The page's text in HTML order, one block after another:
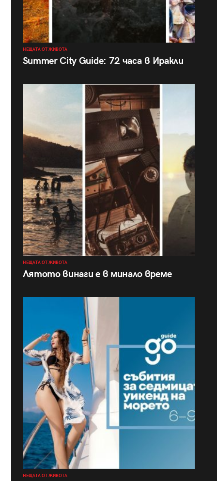
НЕЩАТА ОТ ЖИВОТА
Summer City Guide: 72 часа в Иракли
НЕЩАТА ОТ ЖИВОТА
Лятото винаги е в минало време
НЕЩАТА ОТ ЖИВОТА